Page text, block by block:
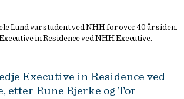
Lund var student ved NHH for over 40 år siden.
in Residence ved NHH Executive.
Executive in Residence ved
etter Rune Bjerke og Tor